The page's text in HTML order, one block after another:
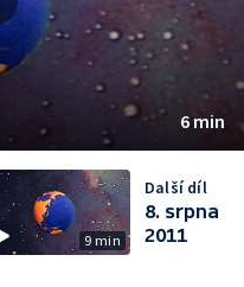
6 min
9 min
Další díl
8. srpna
2011